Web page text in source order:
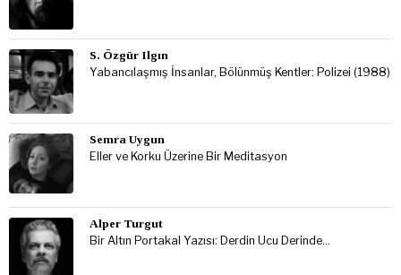
S. Özgür Ilgın
Yabancılaşmış İnsanlar, Bölünmüş Kentler: Polizei (1988)
Semra Uygun
Eller ve Korku Üzerine Bir Meditasyon
Alper Turgut
Bir Altın Portakal Yazısı: Derdin Ucu Derinde…